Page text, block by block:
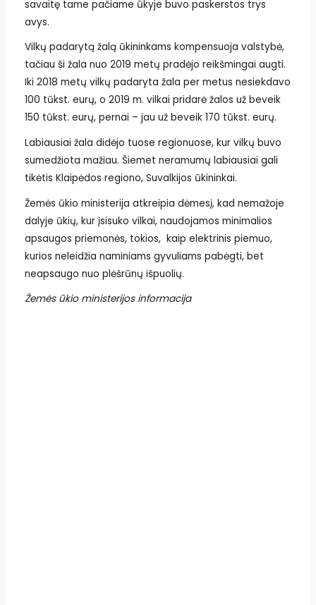
savaitę tame pačiame ūkyje buvo paskerstos trys
avys.
Vilkų padarytą žalą ūkininkams kompensuoja valstybė,
tačiau ši žala nuo 2019 metų pradėjo reikšmingai augti.
Iki 2018 metų vilkų padaryta žala per metus nesiekdavo
100 tūkst. eurų, o 2019 m. vilkai pridarė žalos už beveik
150 tūkst. eurų, pernai – jau už beveik 170 tūkst. eurų.
Labiausiai žala didėjo tuose regionuose, kur vilkų buvo
sumedžiota mažiau. Šiemet neramumų labiausiai gali
tikėtis Klaipėdos regiono, Suvalkijos ūkininkai.
Žemės ūkio ministerija atkreipia dėmesį, kad nemažoje
dalyje ūkių, kur įsisuko vilkai, naudojamos minimalios
apsaugos priemonės, tokios, kaip elektrinis piemuo,
kurios neleidžia naminiams gyvuliams pabėgti, bet
neapsaugo nuo plėšrūnų išpuolių.
Žemės ūkio ministerijos informacija